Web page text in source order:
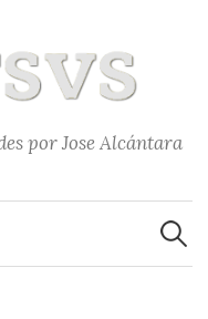
por Jose Alcántara